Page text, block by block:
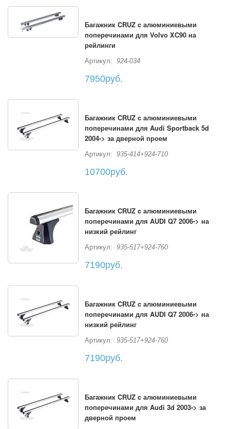
Багажник CRUZ c алюминиевыми
поперечинами для Volvo XC90 на
рейлинги
Артикул: 924-034
7950руб.
Багажник CRUZ c алюминиевыми
поперечинами для Audi Sportback 5d
2004-> за дверной проем
Артикул: 935-414+924-710
10700руб.
Багажник CRUZ c алюминиевыми
поперечинами для AUDI Q7 2006-> на
низкий рейлинг
Артикул: 935-517+924-760
7190руб.
Багажник CRUZ c алюминиевыми
поперечинами для AUDI Q7 2006-> на
низкий рейлинг
Артикул: 935-517+924-760
7190руб.
Багажник CRUZ c алюминиевыми
поперечинами для Audi 3d 2003-> за
дверной проем